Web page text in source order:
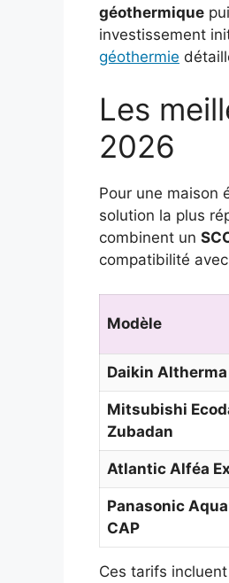
géothermique
investissement
géothermie
Les
2026
Pour une maison
solution la plus
combinent un
compatibilité
Modèle
Daikin Altherma
Mitsubishi
Zubadan
Atlantic Alféa
Panasonic
CAP
Ces tarifs